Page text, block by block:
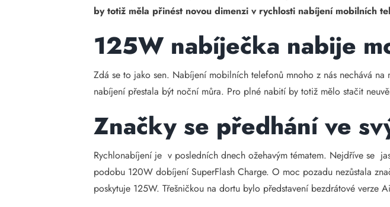
by totiž měla přinést novou dimenzi v rychlosti nabíjení mobilních
125W nabíječka nabije
Zdá se to jako sen. Nabíjení mobilních telefonů mnoho z nás nechává
nabíjení přestala být noční můra. Pro plné nabití by totiž mělo stačit
Značky se předhání ve
Rychlonabíjení je v posledních dnech ožehavým tématem. Nejdříve se
podobu 120W dobíjení SuperFlash Charge. O moc pozadu nezůstala
poskytuje 125W. Třešničkou na dortu bylo představení bezdrátové